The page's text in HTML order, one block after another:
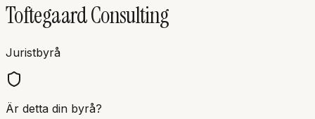
Toftegaard Consulting
Juristbyrå
Är detta din byrå?